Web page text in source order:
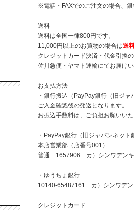
※電話・FAXでのご注文の場合、
送料
送料は全国一律800円です。
11,000円以上のお買物の場合は送
クレジットカード決済・代金引換
佐川急便・ヤマト運輸にてお届け
お支払方法
・銀行振込（PayPay銀行（旧ジ
ご入金確認後の発送となります。
お振込手数料は、ご負担お願いい
・PayPay銀行（旧ジャパンネット
本店営業部（店番号001）
普通 1657906 カ）シンワデンキ
・ゆうちょ銀行
10140-65487161 カ）シンワデン
クレジットカード